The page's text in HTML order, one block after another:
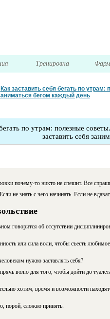
Тренировка
Как заставить себя бегать по
бегом каждый день
по утрам: полезные
заставить себя
почему-то никто не спешит. Все
не знать с чего начинать. Если не
говорится об отсутствии
или сила воли, чтобы съесть
нужно заставлять себя?
волю для того, чтобы дойти до
хотим, время и возможности
порой, сложно принять.